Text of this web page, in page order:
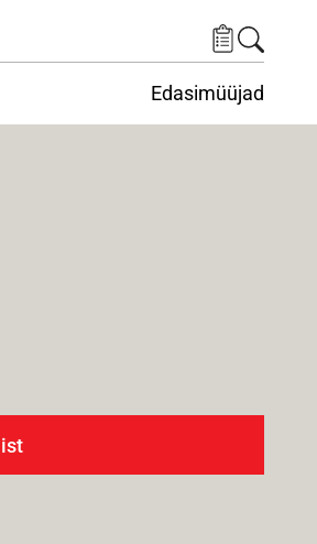
Edasimüüjad